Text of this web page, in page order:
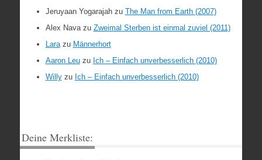
Jeruyaan Yogarajahzu The Man from Earth (2007)
Alex Navazu Zweimal Sterben ist einmal zuviel (2011)
Larazu Männerhort
Aaron Leuzu Ich – Einfach unverbesserlich (2010)
Willyzu Ich – Einfach unverbesserlich (2010)
Deine Merkliste: